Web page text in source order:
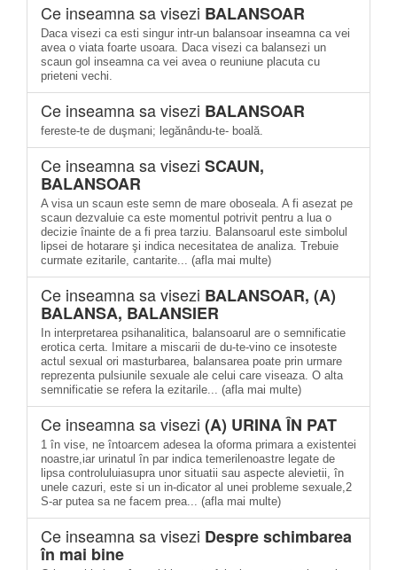
Ce inseamna sa visezi BALANSOAR
Daca visezi ca esti singur intr-un balansoar inseamna ca vei
avea o viata foarte usoara. Daca visezi ca balansezi un
scaun gol inseamna ca vei avea o reuniune placuta cu
prieteni vechi.
Ce inseamna sa visezi BALANSOAR
fereste-te de duşmani; legănându-te- boală.
Ce inseamna sa visezi SCAUN,
BALANSOAR
A visa un scaun este semn de mare oboseala. A fi asezat pe
scaun dezvaluie ca este momentul potrivit pentru a lua o
decizie înainte de a fi prea tarziu. Balansoarul este simbolul
lipsei de hotarare şi indica necesitatea de analiza. Trebuie
curmate ezitarile, cantarite... (afla mai multe)
Ce inseamna sa visezi BALANSOAR, (A)
BALANSA, BALANSIER
In interpretarea psihanalitica, balansoarul are o semnificatie
erotica certa. Imitare a miscarii de du-te-vino ce insoteste
actul sexual ori masturbarea, balansarea poate prin urmare
reprezenta pulsiunile sexuale ale celui care viseaza. O alta
semnificatie se refera la ezitarile... (afla mai multe)
Ce inseamna sa visezi (A) URINA ÎN PAT
1 în vise, ne întoarcem adesea la oforma primara a existentei
noastre,iar urinatul în par indica temerilenoastre legate de
lipsa controluluiasupra unor situatii sau aspecte alevietii, în
unele cazuri, este si un in-dicator al unei probleme sexuale,2
S-ar putea sa ne facem prea... (afla mai multe)
Ce inseamna sa visezi Despre schimbarea
în mai bine